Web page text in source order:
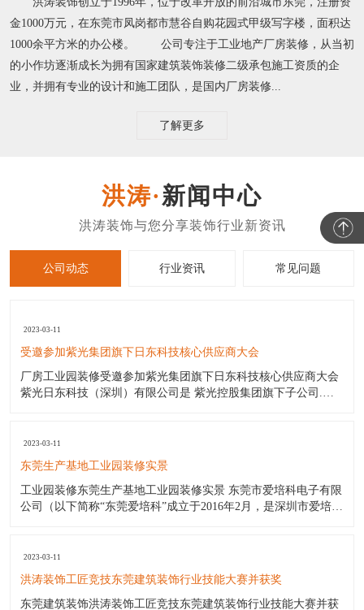
金1000万元，在东莞市凤岗都市慧谷自购花园式甲级写字楼，面积达
1000余平方米的办公楼。 公司专注于工业地产厂房装修，从当初
的小作坊逐渐成长为拥有国家建筑装饰装修二级承包施工资质的企
业，并拥有专业的设计和施工团队，是国内厂房装修...
了解更多
新闻中心
公司动态 行业资讯 常见问题
2023-03-11
受邀参加紫光集团旗下日东科技核心供应商大会
厂房工业园装修受邀参加紫光集团旗下日东科技核心供应商大会
紫光日东科技（深圳）有限公司是 紫光控股集团旗下子公司.日
锡机（价格优惠);日东公司波峰焊日东回流焊;日东印刷机;三星贴
片机
2023-03-11
东莞生产基地工业园装修实景
工业园装修东莞生产基地工业园装修实景 东莞市爱培科电子有限
公司（以下简称“东莞爱培科”成立于2016年2月，是深圳市爱培科
产品：GPS车载导航通讯设备产品的制造。 作为一家年轻新兴的
企
2023-03-11
洪涛装饰工匠竞技东莞建筑装饰行业技能大赛并获奖
东莞建筑装饰洪涛装饰工匠竞技东莞建筑装饰行业技能大赛并获